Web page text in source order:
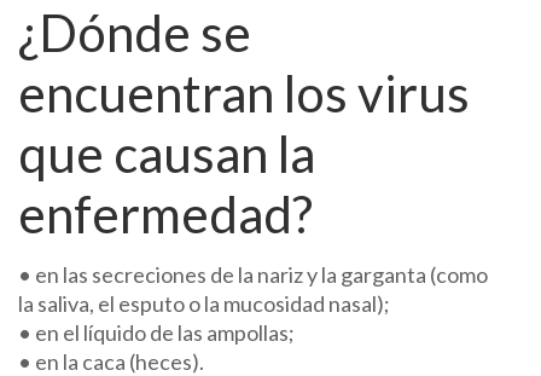
¿Dónde se
encuentran los virus
que causan la
enfermedad?
• en las secreciones de la nariz y la garganta (como
la saliva, el esputo o la mucosidad nasal);
• en el líquido de las ampollas;
• en la caca (heces).